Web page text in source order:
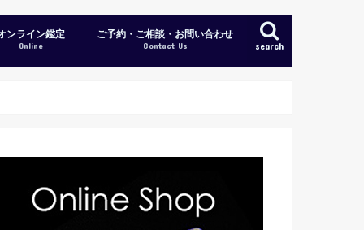
search
ンライン鑑定
Online
ご予約・ご相談・お問い合わせ
Contact Us